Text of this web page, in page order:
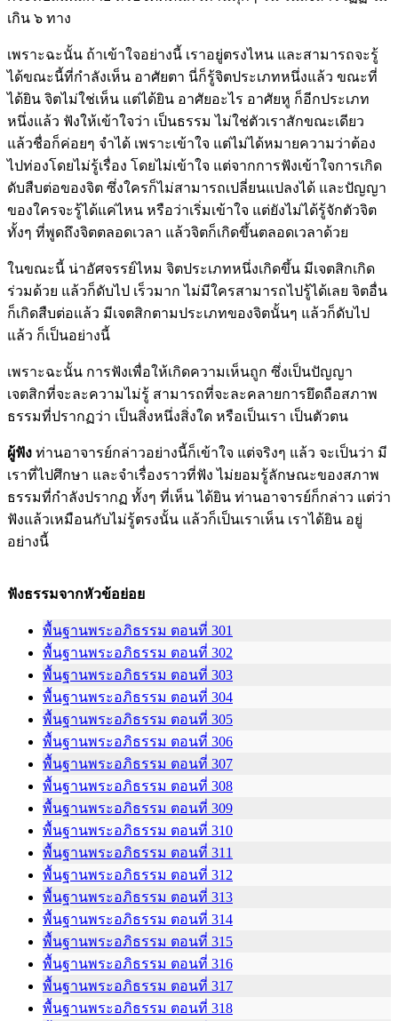
เกิน ๖ ทาง
เพราะฉะนั้น ถ้าเข้าใจอย่างนี้ เราอยู่ตรงไหน และสามารถจะรู้
ได้ขณะนี้ที่กำลังเห็น อาศัยตา นี่ก็รู้จิตประเภทหนึ่งแล้ว ขณะที่
ได้ยิน จิตไม่ใช่เห็น แต่ได้ยิน อาศัยอะไร อาศัยหู ก็อีกประเภท
หนึ่งแล้ว ฟังให้เข้าใจว่า เป็นธรรม ไม่ใช่ตัวเราสักขณะเดียว
แล้วชื่อก็ค่อยๆ จำได้ เพราะเข้าใจ แต่ไม่ได้หมายความว่าต้อง
ไปท่องโดยไม่รู้เรื่อง โดยไม่เข้าใจ แต่จากการฟังเข้าใจการเกิด
ดับสืบต่อของจิต ซึ่งใครก็ไม่สามารถเปลี่ยนแปลงได้ และปัญญา
ของใครจะรู้ได้แค่ไหน หรือว่าเริ่มเข้าใจ แต่ยังไม่ได้รู้จักตัวจิต
ทั้งๆ ที่พูดถึงจิตตลอดเวลา แล้วจิตก็เกิดขึ้นตลอดเวลาด้วย
ในขณะนี้ น่าอัศจรรย์ไหม จิตประเภทหนึ่งเกิดขึ้น มีเจตสิกเกิด
ร่วมด้วย แล้วก็ดับไป เร็วมาก ไม่มีใครสามารถไปรู้ได้เลย จิตอื่น
ก็เกิดสืบต่อแล้ว มีเจตสิกตามประเภทของจิตนั้นๆ แล้วก็ดับไป
แล้ว ก็เป็นอย่างนี้
เพราะฉะนั้น การฟังเพื่อให้เกิดความเห็นถูก ซึ่งเป็นปัญญา
เจตสิกที่จะละความไม่รู้ สามารถที่จะละคลายการยึดถือสภาพ
ธรรมที่ปรากฏว่า เป็นสิ่งหนึ่งสิ่งใด หรือเป็นเรา เป็นตัวตน
ผู้ฟัง ท่านอาจารย์กล่าวอย่างนี้ก็เข้าใจ แต่จริงๆ แล้ว จะเป็นว่า มี
เราที่ไปศึกษา และจำเรื่องราวที่ฟัง ไม่ยอมรู้ลักษณะของสภาพ
ธรรมที่กำลังปรากฏ ทั้งๆ ที่เห็น ได้ยิน ท่านอาจารย์ก็กล่าว แต่ว่า
ฟังแล้วเหมือนกับไม่รู้ตรงนั้น แล้วก็เป็นเราเห็น เราได้ยิน อยู่
อย่างนี้
ฟังธรรมจากหัวข้อย่อย
พื้นฐานพระอภิธรรม ตอนที่ 301
พื้นฐานพระอภิธรรม ตอนที่ 302
พื้นฐานพระอภิธรรม ตอนที่ 303
พื้นฐานพระอภิธรรม ตอนที่ 304
พื้นฐานพระอภิธรรม ตอนที่ 305
พื้นฐานพระอภิธรรม ตอนที่ 306
พื้นฐานพระอภิธรรม ตอนที่ 307
พื้นฐานพระอภิธรรม ตอนที่ 308
พื้นฐานพระอภิธรรม ตอนที่ 309
พื้นฐานพระอภิธรรม ตอนที่ 310
พื้นฐานพระอภิธรรม ตอนที่ 311
พื้นฐานพระอภิธรรม ตอนที่ 312
พื้นฐานพระอภิธรรม ตอนที่ 313
พื้นฐานพระอภิธรรม ตอนที่ 314
พื้นฐานพระอภิธรรม ตอนที่ 315
พื้นฐานพระอภิธรรม ตอนที่ 316
พื้นฐานพระอภิธรรม ตอนที่ 317
พื้นฐานพระอภิธรรม ตอนที่ 318